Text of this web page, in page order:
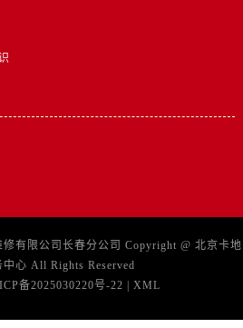
有限公司长春分公司 Copyright @ 北京卡地
中心 All Rights Reserved
备2025030220号-22 | XML